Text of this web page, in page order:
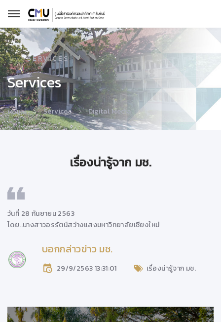
SERVICES
Services
Home Services Digital Media
เรื่องน่ารู้จาก มช.
วันที่ 28 กันยายน 2563
โดย..นางสาวอรรัตน์สว่างแสงมหาวิทยาลัยเชียงใหม่
บอกกล่าวข่าว มช.
29/9/2563 13:31:01 เรื่องน่ารู้จาก มช.